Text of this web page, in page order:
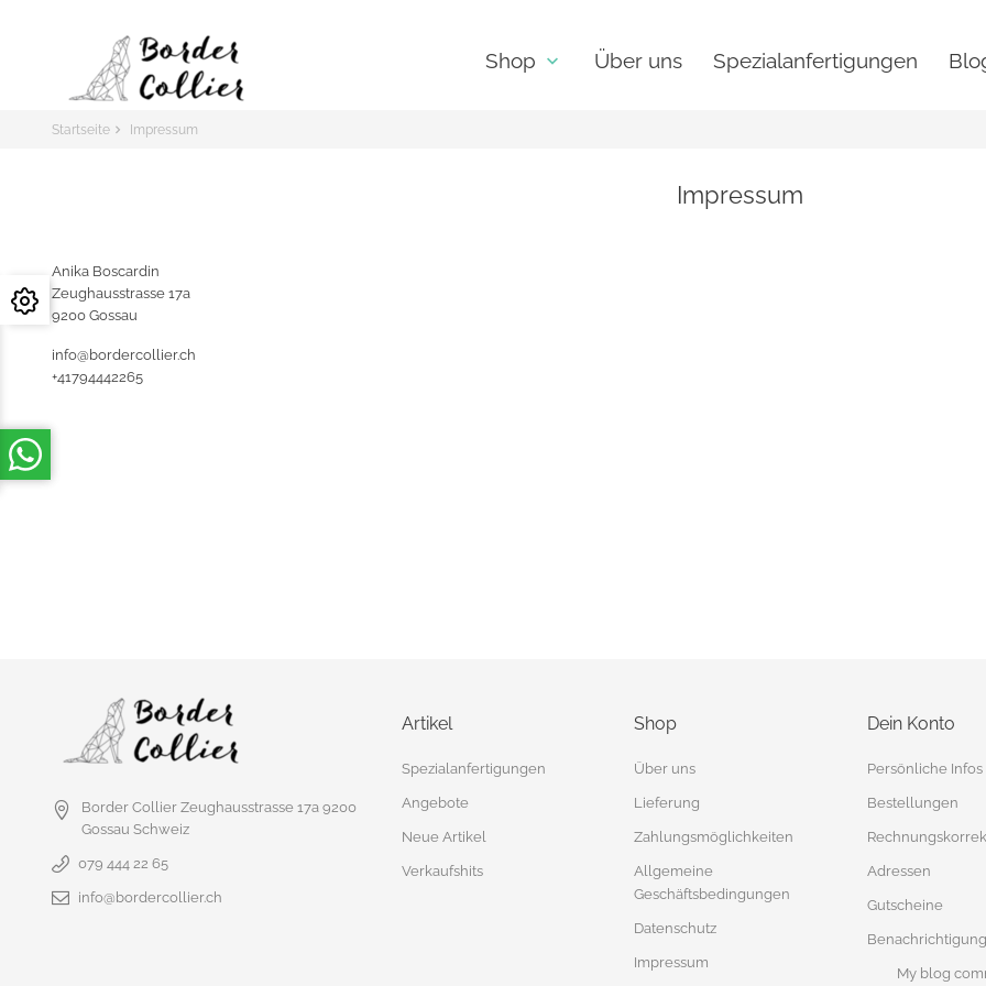
Shop keyboard_arrow_down Über uns Spezialanfertigungen
Startseite Impressum
Impressum
Anika Boscardin
Zeughausstrasse 17a
9200 Gossau
info@bordercollier.ch
+41794442265
Border Collier Zeughausstrasse 17a 9200
Gossau Schweiz
079 444 22 65
info@bordercollier.ch
Artikel
Spezialanfertigungen
Angebote
Neue Artikel
Verkaufshits
Shop
Über uns
Lieferung
Zahlungsmöglichkeiten
Allgemeine
Geschäftsbedingungen
Datenschutz
Impressum
Dein Konto
Persönliche Infos
Bestellungen
Adressen
Gutscheine
My blog